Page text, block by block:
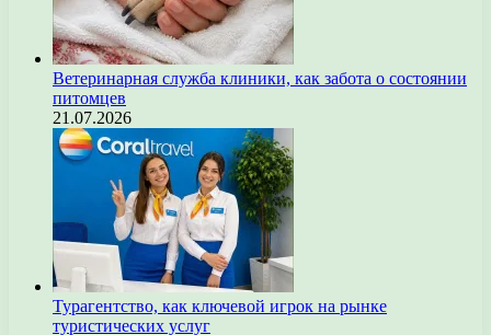
Ветеринарная служба клиники, как забота о состоянии
питомцев
21.07.2026
Турагентство, как ключевой игрок на рынке
туристических услуг